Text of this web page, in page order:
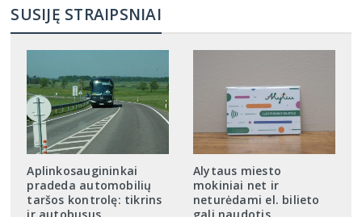
SUSIJĘ STRAIPSNIAI
Aplinkosaugininkai
pradeda automobilių
taršos kontrolę: tikrins
ir autobusus
Alytaus miesto
mokiniai net ir
neturėdami el. bilieto
gali naudotis